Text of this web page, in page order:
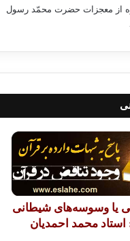
از معجزات حضرت محمّد رسول
یا وسوسه‌های شیطانی
استاد محمد احمدیان